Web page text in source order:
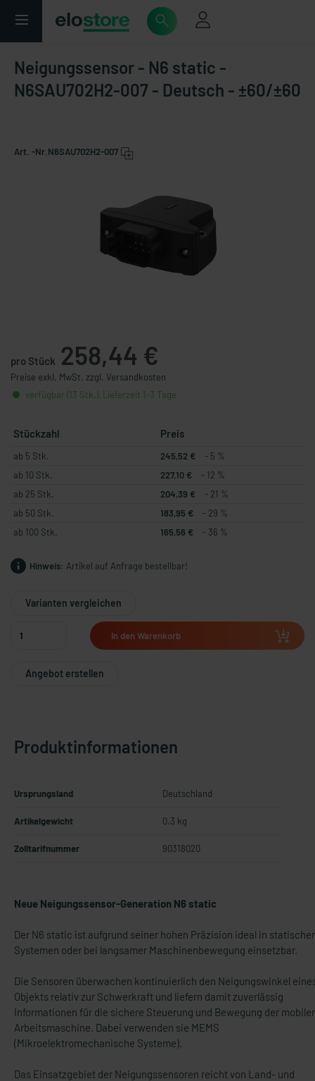
Neigungssensor - N6 static -
N6SAU702H2-007 - Deutsch - ±60/±60
Art. -Nr. N6SAU702H2-007
pro Stück 258,44 €
Preise exkl. MwSt. zzgl. Versandkosten
verfügbar (13 Stk.), Lieferzeit 1-3 Tage
Stückzahl Preis
ab 5 Stk. 245,52 €
- 5 %
ab 10 Stk.
227,10 €
- 12 %
ab 25 Stk.
204,39 €
- 21 %
ab 50 Stk.
183,95 €
- 29 %
ab 100 Stk.
165,56 € - 36 %
Hinweis: Artikel auf Anfrage bestellbar!
Varianten vergleichen
In den Warenkorb
Angebot erstellen
Produktinformationen
Ursprungsland Deutschland
Artikelgewicht 0.3 kg
Zolltarifnummer 90318020
Neue Neigungssensor-Generation N6 static
Der N6 static ist aufgrund seiner hohen Präzision ideal in
Systemen oder bei langsamer Maschinenbewegung einsetzbar.
Die Sensoren überwachen kontinuierlich den Neigungswinkel
Objekts relativ zur Schwerkraft und liefern damit zuverlässig
Informationen für die sichere Steuerung und Bewegung der
Arbeitsmaschine. Dabei verwenden sie MEMS
(Mikroelektromechanische Systeme).
Das Einsatzgebiet der Neigungssensoren reicht von Land- und